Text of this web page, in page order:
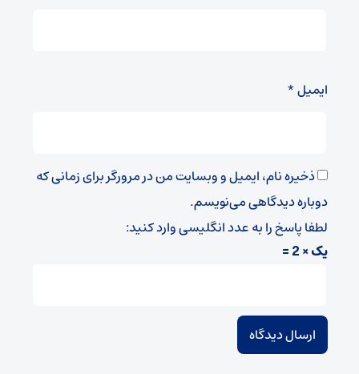
ایمیل*
ذخیره نام، ایمیل و وبسایت من در مرورگر برای زمانی که
دوباره دیدگاهی می‌نویسم.
لطفا پاسخ را به عدد انگلیسی وارد کنید:
یک × 2 =